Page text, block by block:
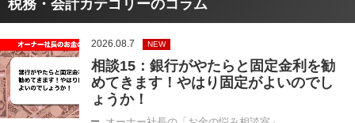
税務・会計カテゴリーのコラム
2026.08.7 NEW
相談15：銀行がやたらと固定金利を勧
めてきます！やはり固定がよいのでし
ょうか！